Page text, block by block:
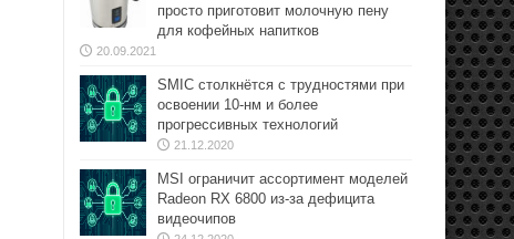
просто приготовит молочную пену
для кофейных напитков
20.09.2021
SMIC столкнётся с трудностями при
освоении 10-нм и более
прогрессивных технологий
21.12.2020
MSI ограничит ассортимент моделей
Radeon RX 6800 из-за дефицита
видеочипов